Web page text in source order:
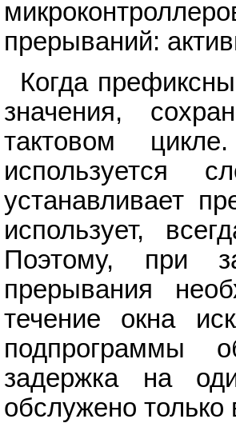
прерываний:
Когда
значения,
тактовом
используется
устанавливает
использует,
Поэтому, при
прерывания
течение окна
подпрограммы
задержка на
обслужено